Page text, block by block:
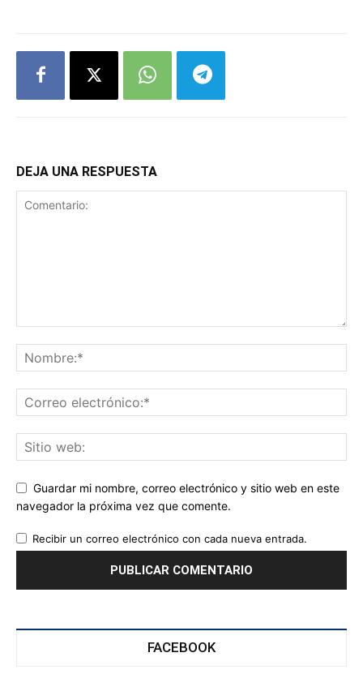
DEJA UNA RESPUESTA
Guardar mi nombre, correo electrónico y sitio web en este
navegador la próxima vez que comente.
Recibir un correo electrónico con cada nueva entrada.
FACEBOOK